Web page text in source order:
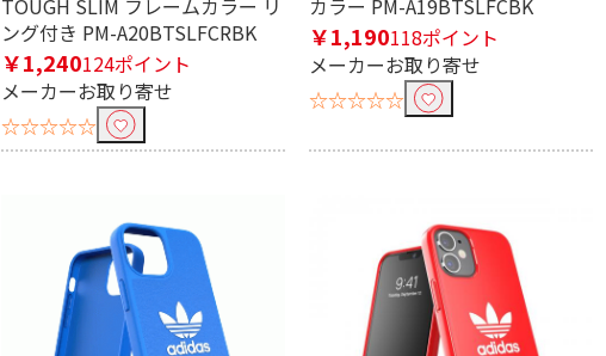
TOUGH SLIM フレームカラー リ
ング付き PM-A20BTSLFCRBK
￥1,240124ポイント
メーカーお取り寄せ
☆☆☆☆☆
カラー PM-A19BTSLFCBK
￥1,190118ポイント
メーカーお取り寄せ
☆☆☆☆☆
円~ 円